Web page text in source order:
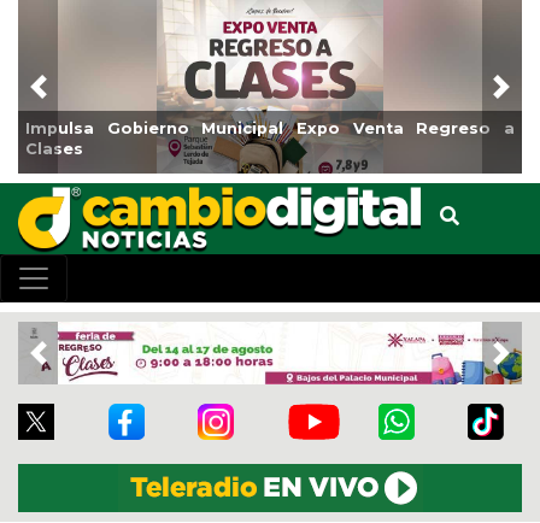
Gobierno Municipal Expo Venta Regreso a
Previous
Previous